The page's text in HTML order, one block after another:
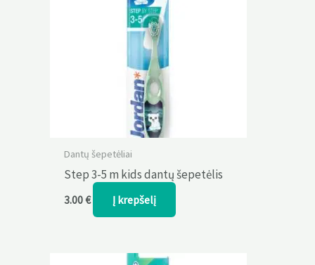
Dantų šepetėliai
Step 3-5 m kids dantų šepetėlis
3.00€ Į krepšelį